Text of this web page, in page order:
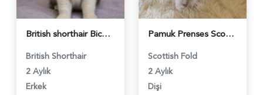
British shorthair Bicolor Lilac Erkek - 5905
British Shorthair
2 Aylık
Erkek
Pamuk Prenses Scottish Fold Maviş Yavrumuz - 6009
Scottish Fold
2 Aylık
Dişi